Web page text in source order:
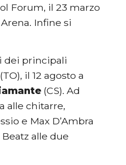
Forum, il 23 marzo
Infine si
dei principali
(TO), il 12 agosto a
(CS). Ad
alle chitarre,
e Max D’Ambra
alle due